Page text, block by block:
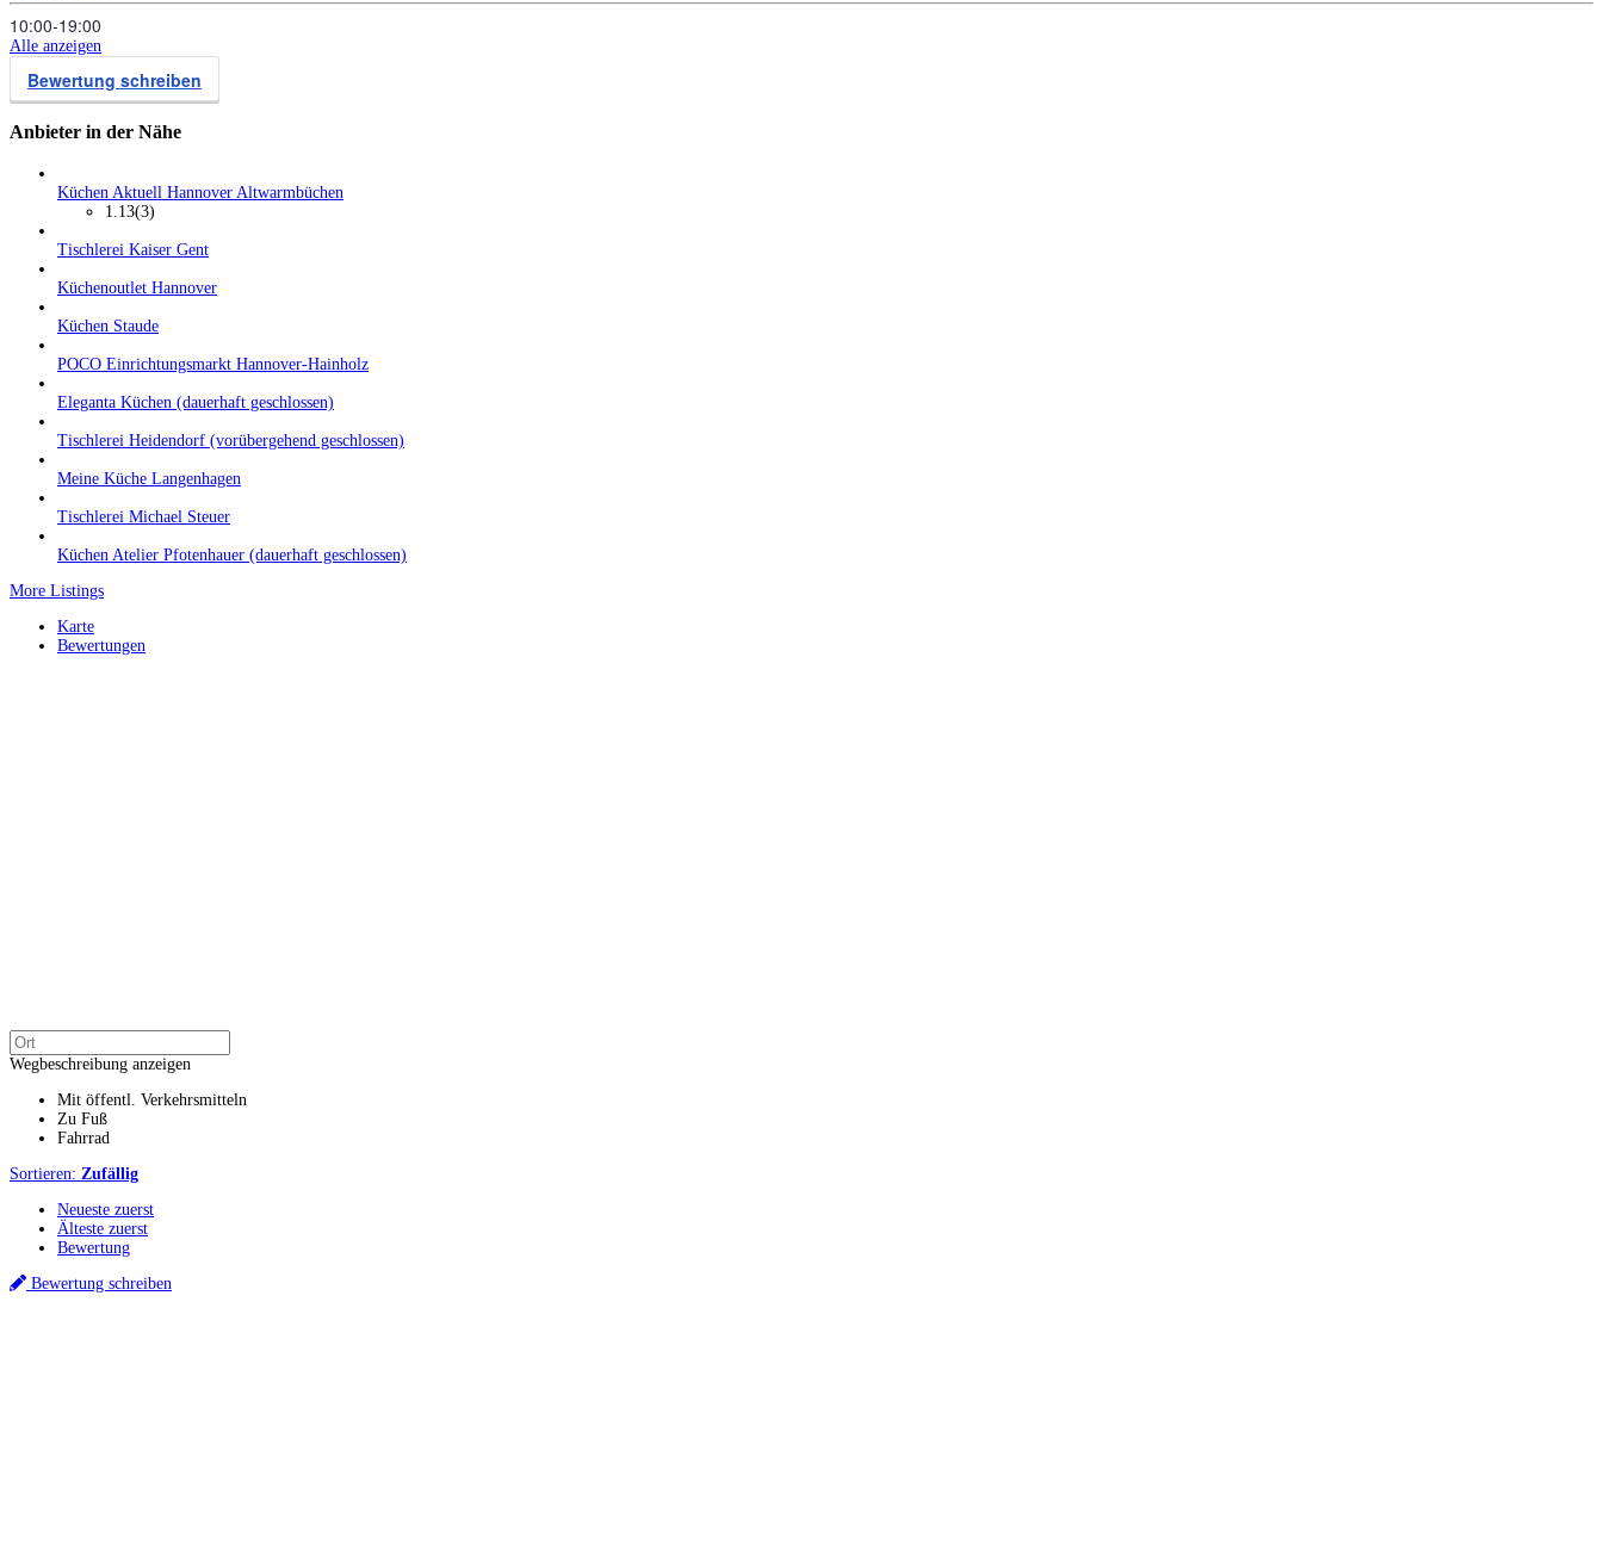
10:00‑19:00
Alle anzeigen
Bewertung schreiben
Anbieter in der Nähe
Küchen Aktuell Hannover Altwarmbüchen
1.13(3)
Tischlerei Kaiser Gent
Küchenoutlet Hannover
Küchen Staude
POCO Einrichtungsmarkt Hannover-Hainholz
Eleganta Küchen (dauerhaft geschlossen)
Tischlerei Heidendorf (vorübergehend geschlossen)
Meine Küche Langenhagen
Tischlerei Michael Steuer
Küchen Atelier Pfotenhauer (dauerhaft geschlossen)
More Listings
Karte
Bewertungen
Wegbeschreibung anzeigen
Mit öffentl. Verkehrsmitteln
Zu Fuß
Fahrrad
Sortieren: Zufällig
Neueste zuerst
Älteste zuerst
Bewertung
Bewertung schreiben